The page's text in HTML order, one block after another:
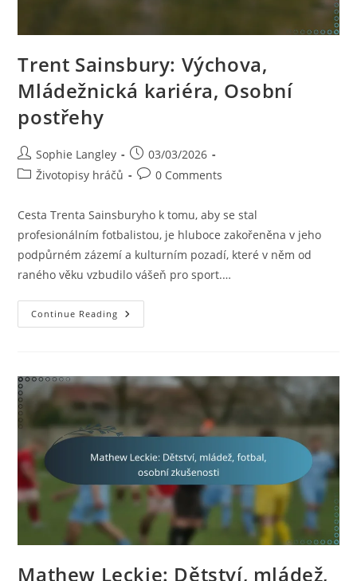
Trent Sainsbury: Výchova,
Mládežnická kariéra, Osobní
postřehy
Post
author:
Sophie Langley
Post
published:
03/03/2026
PostŽivotopisy hráčů
Post0 Comments
Cesta Trenta Sainsburyho k tomu, aby se stal
profesionálním fotbalistou, je hluboce zakořeněna v jeho
podpůrném zázemí a kulturním pozadí, které v něm od
raného věku vzbudilo vášeň pro sport.…
Continue Reading Trent
Sainsbury:
Postřehy
Mathew Leckie: Dětství, mládež,